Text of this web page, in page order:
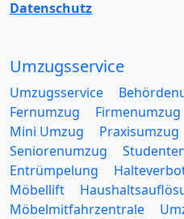
Datenschutz
Umzugsservice
Umzugsservice
Fernumzug
Firmenumzug
Mini Umzug
Praxisumzug
Seniorenumzug
Entrümpelung
Möbellift
Möbelmitfahrzentrale